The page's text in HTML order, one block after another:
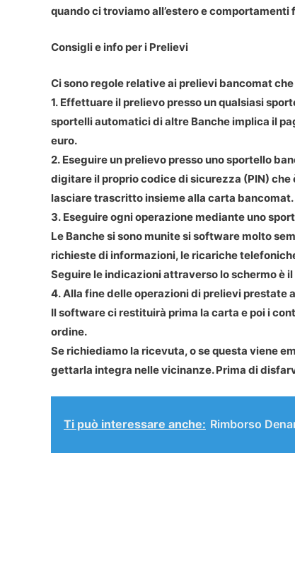
quando ci troviamo all’estero e
Consigli e info per i Prelievi
Ci sono regole relative ai prelievi bancomat
1. Effettuare il prelievo presso un qualsiasi
sportelli automatici di altre Banche implica il
euro.
2. Eseguire un prelievo presso uno sportello
digitare il proprio codice di sicurezza (PIN)
lasciare trascritto insieme alla carta bancomat.
3. Eseguire ogni operazione mediante uno
Le Banche si sono munite si software molto
richieste di informazioni, le ricariche
Seguire le indicazioni attraverso lo schermo è
4. Alla fine delle operazioni di prelievi prestate
Il software ci restituirà prima la carta e poi i
ordine.
Se richiediamo la ricevuta, o se questa viene
gettarla integra nelle vicinanze. Prima di
Ti può interessare anche: Rimborso